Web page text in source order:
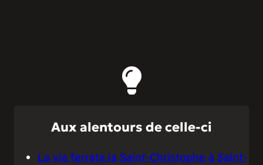
Aux alentours de celle-ci
La via ferrata la Saint-Christophe à Saint-